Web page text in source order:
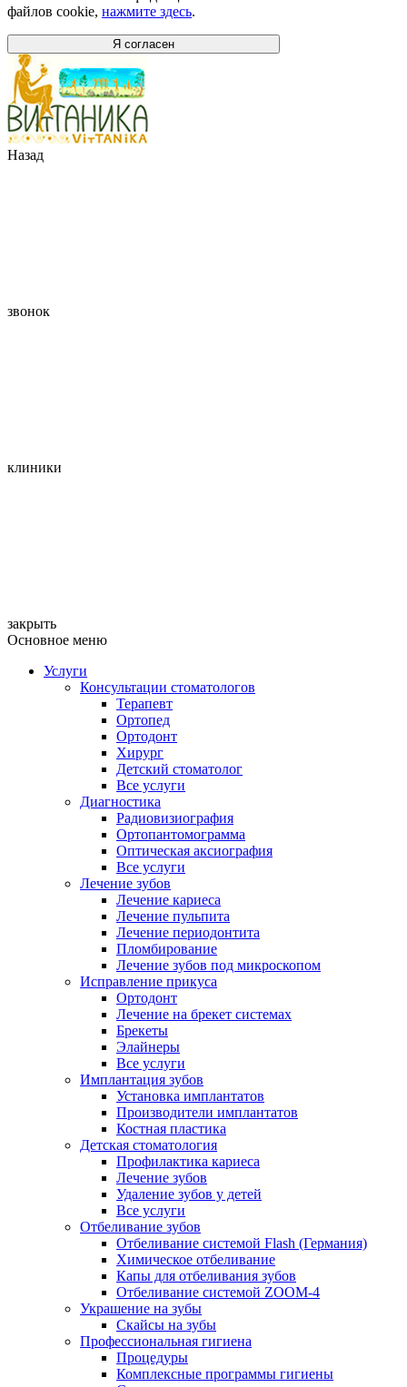
файлов cookie, нажмите здесь.
Я согласен
Назад
звонок
клиники
закрыть
Основное меню
Услуги
Консультации стоматологов
Терапевт
Ортопед
Ортодонт
Хирург
Детский стоматолог
Все услуги
Диагностика
Радиовизиография
Ортопантомограмма
Оптическая аксиография
Все услуги
Лечение зубов
Лечение кариеса
Лечение пульпита
Лечение периодонтита
Пломбирование
Лечение зубов под микроскопом
Исправление прикуса
Ортодонт
Лечение на брекет системах
Брекеты
Элайнеры
Все услуги
Имплантация зубов
Установка имплантатов
Производители имплантатов
Костная пластика
Детская стоматология
Профилактика кариеса
Лечение зубов
Удаление зубов у детей
Все услуги
Отбеливание зубов
Отбеливание системой Flash (Германия)
Химическое отбеливание
Капы для отбеливания зубов
Отбеливание системой ZOOM-4
Украшение на зубы
Скайсы на зубы
Профессиональная гигиена
Процедуры
Комплексные программы гигиены